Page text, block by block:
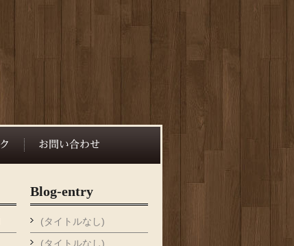
Blog-entry
(タイトルなし)
(タイトルなし)